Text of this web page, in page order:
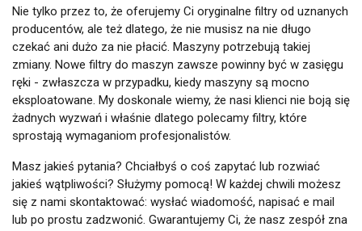
Nie tylko przez to, że oferujemy Ci oryginalne filtry od uznanych
producentów, ale też dlatego, że nie musisz na nie długo
czekać ani dużo za nie płacić. Maszyny potrzebują takiej
zmiany. Nowe filtry do maszyn zawsze powinny być w zasięgu
ręki - zwłaszcza w przypadku, kiedy maszyny są mocno
eksploatowane. My doskonale wiemy, że nasi klienci nie boją się
żadnych wyzwań i właśnie dlatego polecamy filtry, które
sprostają wymaganiom profesjonalistów.
Masz jakieś pytania? Chciałbyś o coś zapytać lub rozwiać
jakieś wątpliwości? Służymy pomocą! W każdej chwili możesz
się z nami skontaktować: wysłać wiadomość, napisać e mail
lub po prostu zadzwonić. Gwarantujemy Ci, że nasz zespół zna